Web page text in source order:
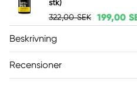
stk)
322,00 SEK
199,00
Beskrivning
Recensioner